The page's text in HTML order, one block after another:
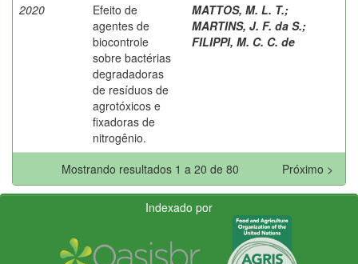
2020
Efeito de
agentes de
biocontrole
sobre bactérias
degradadoras
de resíduos de
agrotóxicos e
fixadoras de
nitrogênio.
MATTOS, M. L. T.;
MARTINS, J. F. da S.;
FILIPPI, M. C. C. de
Mostrando resultados 1 a 20 de 80 Próximo >
Indexado por